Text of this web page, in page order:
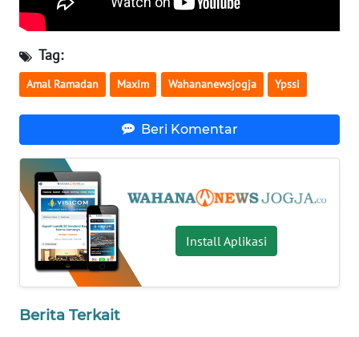
Tag:
Amal Ramadan Maxim Wahananewsjogja Ypssi
Beri Komentar
Install Aplikasi
Berita Terkait
NUSANTARA
WN
JOGJA
WN
JATIM
WN
BALI
WN
KALBAR